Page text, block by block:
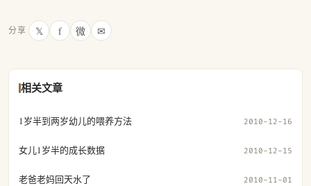
分享 𝕏 f 微 ✉
相关文章
1岁半到两岁幼儿的喂养方法 2010-12-16
女儿1岁半的成长数据 2010-12-15
老爸老妈回天水了 2010-11-01